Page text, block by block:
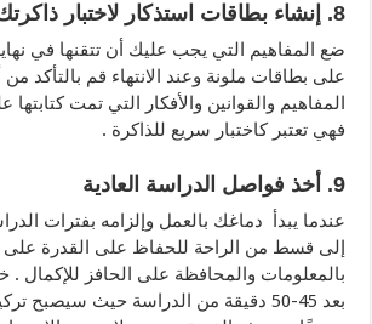
8. إنشاء بطاقات استذكار لاختبار ذاكرتك
ضع المفاهيم التي يجب عليك أن تتقنها في
على بطاقات ملونة وعند الانتهاء قم بالتأكد
المفاهيم والقوانين والأفكار التي تمت
فهي تعتبر كاختبار سريع للذاكرة .
9. أخذ فواصل الدراسة العادية
عندما يبدأ دماغك بالعمل وإلزامه بفترات
إلى قسط من الراحة للحفاظ على القدرة على
بالمعلومات والمحافظة على الحافز للإكمال .
بعد 45-50 دقيقة من الدراسة حيث سيصبح